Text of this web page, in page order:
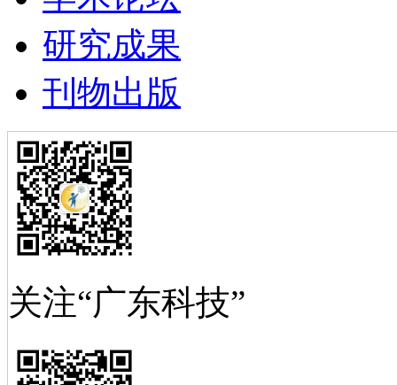
研究成果
刊物出版
关注“广东科技”